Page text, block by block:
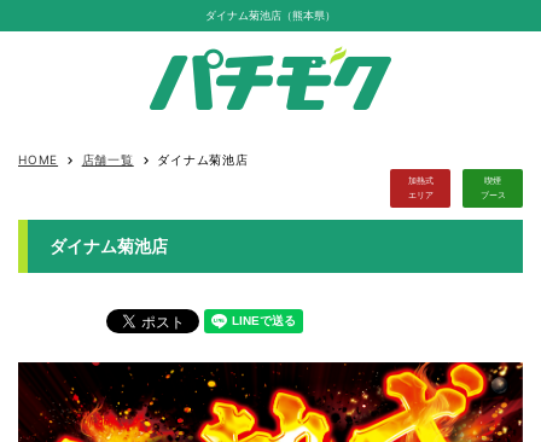
ダイナム菊池店（熊本県）
HOME keyboard_arrow_right 店舗一覧 keyboard_arrow_right ダイナム菊池店
加熱式
エリア
喫煙
ブース
ダイナム菊池店